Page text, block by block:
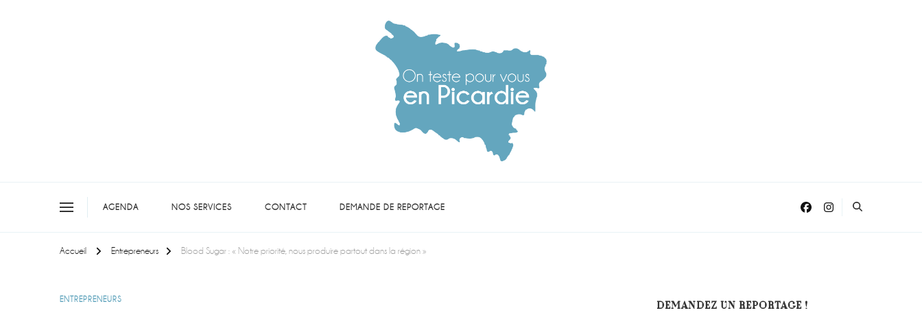
AGENDA NOS SERVICES CONTACT DEMANDE DE REPORTAGE
Accueil Entrepreneurs Blood Sugar : « Notre priorité, nous produire partout dans la région »
ENTREPRENEURS DEMANDEZ UN REPORTAGE !